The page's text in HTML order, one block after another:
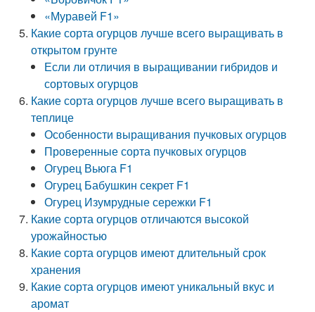
«Муравей F1»
Какие сорта огурцов лучше всего выращивать в
открытом грунте
Если ли отличия в выращивании гибридов и
сортовых огурцов
Какие сорта огурцов лучше всего выращивать в
теплице
Особенности выращивания пучковых огурцов
Проверенные сорта пучковых огурцов
Огурец Вьюга F1
Огурец Бабушкин секрет F1
Огурец Изумрудные сережки F1
Какие сорта огурцов отличаются высокой
урожайностью
Какие сорта огурцов имеют длительный срок
хранения
Какие сорта огурцов имеют уникальный вкус и
аромат